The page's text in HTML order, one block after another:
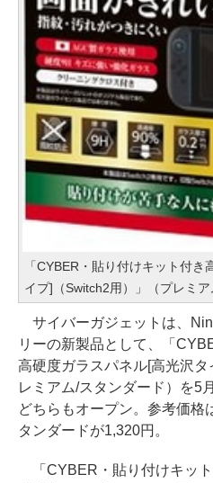
「CYBER・貼り付けキット付
イプ]（Switch2用）」（プレミ
サイバーガジェットは、
リーの新製品として、「
高硬度ガラスパネル[高光沢
レミアム/スタンダード）を5
どちらもオープン。参考価格
タンダードが1,320円。
「CYBER・貼り付けキッ